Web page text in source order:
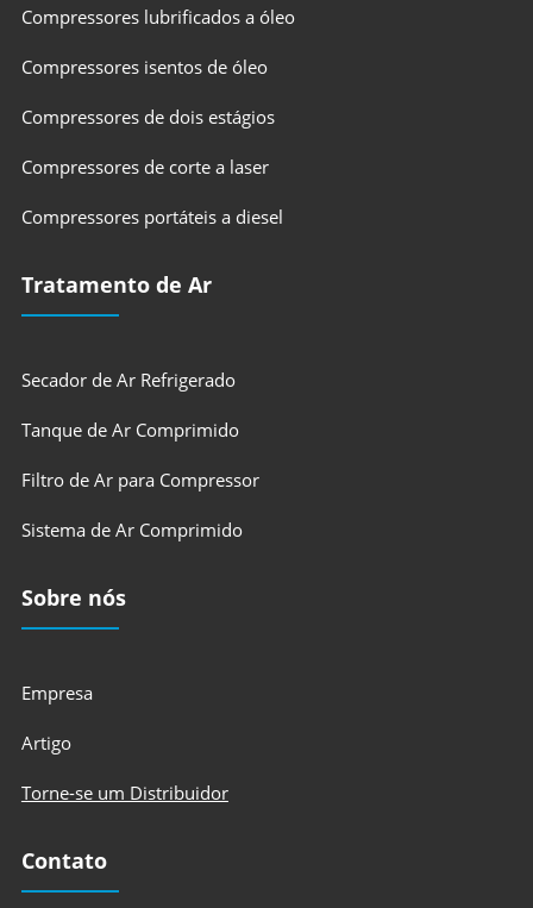
Compressores lubrificados a óleo
Compressores isentos de óleo
Compressores de dois estágios
Compressores de corte a laser
Compressores portáteis a diesel
Tratamento de Ar
Secador de Ar Refrigerado
Tanque de Ar Comprimido
Filtro de Ar para Compressor
Sistema de Ar Comprimido
Sobre nós
Empresa
Artigo
Torne-se um Distribuidor
Contato